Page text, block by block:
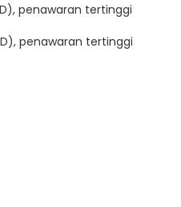
penawaran tertinggi
penawaran tertinggi